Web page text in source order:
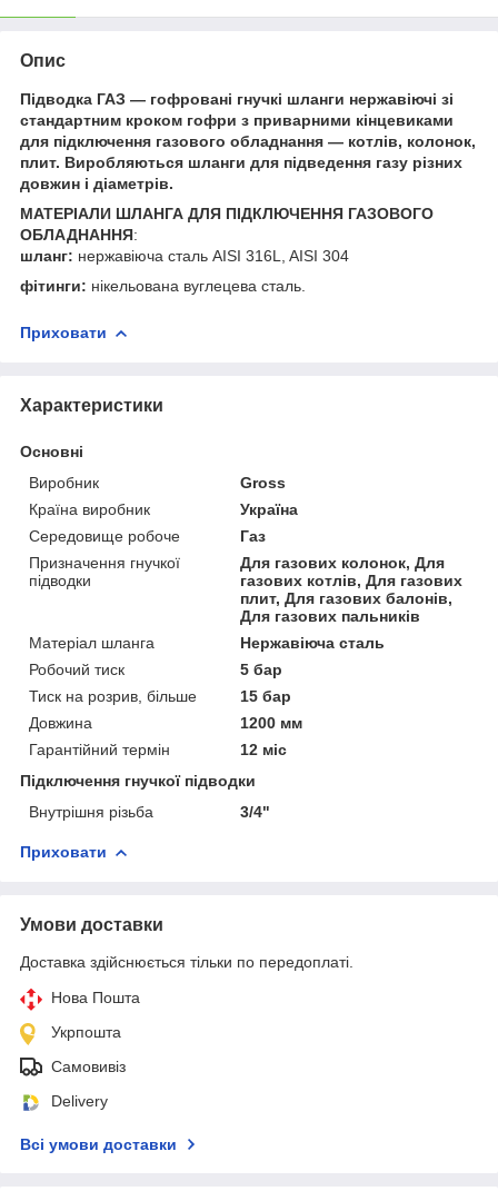
Опис
Підводка ГАЗ ― гофровані гнучкі шланги нержавіючі зі
стандартним кроком гофри з приварними кінцевиками
для підключення газового обладнання ― котлів, колонок,
плит. Виробляються шланги для підведення газу різних
довжин і діаметрів.
МАТЕРІАЛИ ШЛАНГА ДЛЯ ПІДКЛЮЧЕННЯ ГАЗОВОГО
ОБЛАДНАННЯ:
шланг: нержавіюча сталь AISI 316L, AISI 304
фітинги: нікельована вуглецева сталь.
Приховати
Характеристики
Основні
Виробник
Gross
Країна виробник
Україна
Середовище робоче
Газ
Призначення гнучкої
підводки
Для газових колонок, Для
газових котлів, Для газових
плит, Для газових балонів,
Для газових пальників
Матеріал шланга
Нержавіюча сталь
Робочий тиск
5 бар
Тиск на розрив, більше
15 бар
Довжина
1200 мм
Гарантійний термін
12 міс
Підключення гнучкої підводки
Внутрішня різьба
3/4"
Приховати
Умови доставки
Доставка здійснюється тільки по передоплаті.
Нова Пошта
Укрпошта
Самовивіз
Delivery
Всі умови доставки